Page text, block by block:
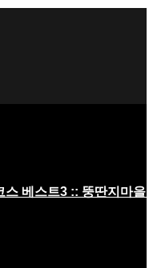
베스트3 :: 뚱딴지마